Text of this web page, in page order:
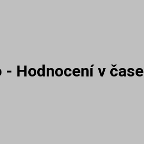
- Hodnocení v čase